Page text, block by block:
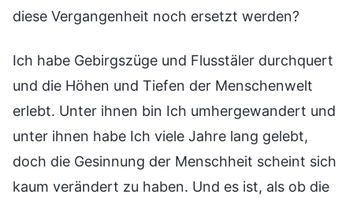
diese Vergangenheit noch ersetzt werden?
Ich habe Gebirgszüge und Flusstäler durchquert
und die Höhen und Tiefen der Menschenwelt
erlebt. Unter ihnen bin Ich umhergewandert und
unter ihnen habe Ich viele Jahre lang gelebt,
doch die Gesinnung der Menschheit scheint sich
kaum verändert zu haben. Und es ist, als ob die